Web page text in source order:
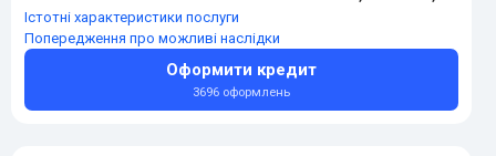
Істотні характеристики послуги
Попередження про можливі наслідки
Оформити кредит
3696 оформлень